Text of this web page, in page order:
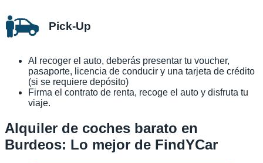
Pick-Up
Al recoger el auto, deberás presentar tu voucher,
pasaporte, licencia de conducir y una tarjeta de crédito
(si se requiere depósito)
Firma el contrato de renta, recoge el auto y disfruta tu
viaje.
Alquiler de coches barato en
Burdeos: Lo mejor de FindYCar